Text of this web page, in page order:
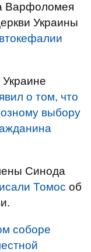
Варфоломея
Украины
о том, что
выбору
Синода
Томос об
соборе